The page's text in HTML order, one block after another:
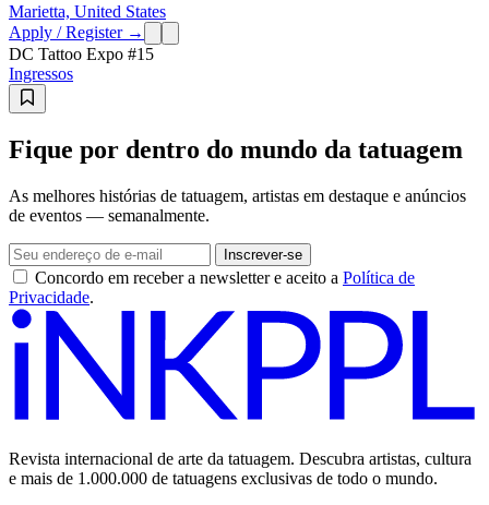
Marietta, United States
Apply / Register →
DC Tattoo Expo #15
Ingressos
Fique por dentro do mundo da tatuagem
As melhores histórias de tatuagem, artistas em destaque e anúncios
de eventos — semanalmente.
Inscrever-se
Concordo em receber a newsletter e aceito a Política de
Privacidade.
Revista internacional de arte da tatuagem. Descubra artistas, cultura
e mais de 1.000.000 de tatuagens exclusivas de todo o mundo.